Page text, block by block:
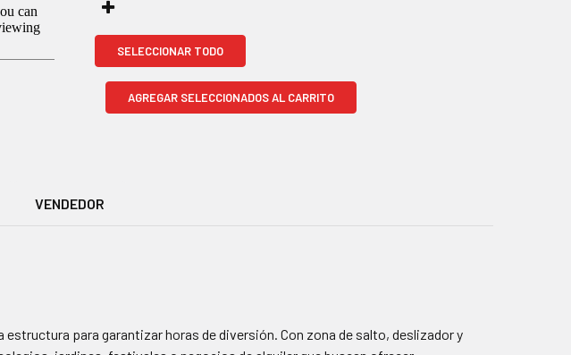
SELECCIONAR TODO
AGREGAR SELECCIONADOS AL CARRITO
VENDEDOR
estructura para garantizar horas de diversión. Con zona de salto, deslizador y